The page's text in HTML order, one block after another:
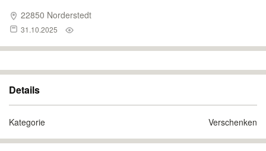
22850 Norderstedt
31.10.2025
Details
Kategorie Verschenken